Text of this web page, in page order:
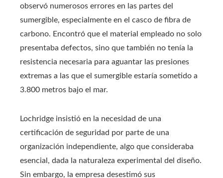
observó numerosos errores en las partes del
sumergible, especialmente en el casco de fibra de
carbono. Encontró que el material empleado no solo
presentaba defectos, sino que también no tenía la
resistencia necesaria para aguantar las presiones
extremas a las que el sumergible estaría sometido a
3.800 metros bajo el mar.
Lochridge insistió en la necesidad de una
certificación de seguridad por parte de una
organización independiente, algo que consideraba
esencial, dada la naturaleza experimental del diseño.
Sin embargo, la empresa desestimó sus